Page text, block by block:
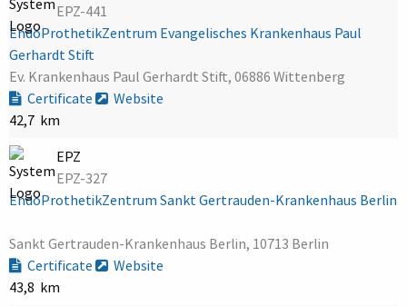
EPZ-441
EndoProthetikZentrum Evangelisches Krankenhaus Paul
Gerhardt Stift
Ev. Krankenhaus Paul Gerhardt Stift, 06886 Wittenberg
Certificate
Website
42,7 km
EPZ
EPZ-327
EndoProthetikZentrum Sankt Gertrauden-Krankenhaus Berlin
Sankt Gertrauden-Krankenhaus Berlin, 10713 Berlin
Certificate
Website
43,8 km